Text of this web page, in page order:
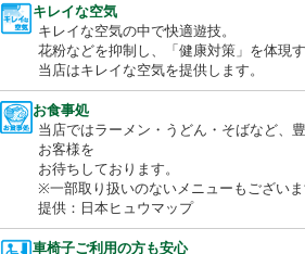
愛煙家の方には、くつろいで一服で
す。
キレイな空気
キレイな空気の中で快適遊技。
花粉などを抑制し、「健康対策」を体
当店はキレイな空気を提供します。
お食事処
当店ではラーメン・うどん・そばな
お待ちしております。